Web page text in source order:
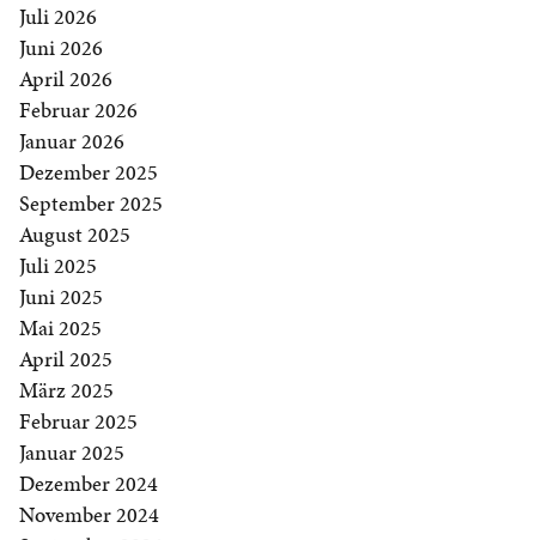
Juli 2026
Juni 2026
April 2026
Februar 2026
Januar 2026
Dezember 2025
September 2025
August 2025
Juli 2025
Juni 2025
Mai 2025
April 2025
März 2025
Februar 2025
Januar 2025
Dezember 2024
November 2024